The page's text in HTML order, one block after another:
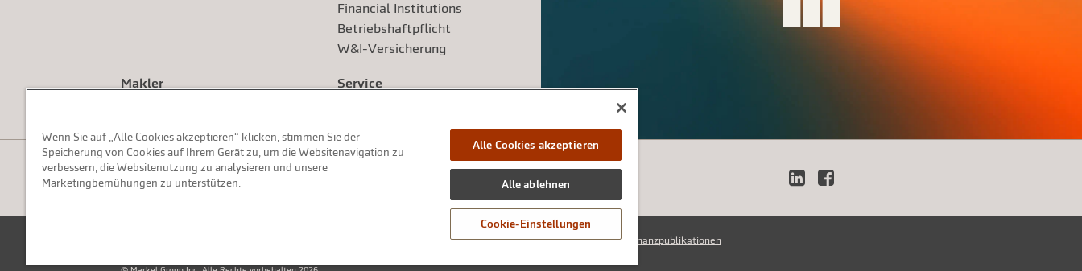
Financial Institutions
Betriebshaftpflicht
W&I-Versicherung
Makler Service
LinkedInFacebook
Cookie ErklärungBeschwerdemanagementCompliance Finanzpublikationen
Wenn Sie auf „Alle Cookies akzeptieren“ klicken, stimmen Sie der
Speicherung von Cookies auf Ihrem Gerät zu, um die Websitenavigation zu
verbessern, die Websitenutzung zu analysieren und unsere
Marketingbemühungen zu unterstützen.
Alle Cookies akzeptieren
Alle ablehnen
Cookie-Einstellungen